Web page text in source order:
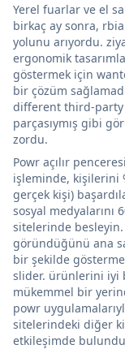
Yerel fuarlar ve el
birkaç ay sonra,
yolunu arıyordu.
ergonomik
göstermek için
bir çözüm
different third-
parçasıymış gibi
zordu.
Powr açılır
işleminde, kişilerini
gerçek kişi)
sosyal medyalarını
sitelerinde
göründüğünü ana
bir şekilde
slider. ürünlerini iyi
mükemmel bir
powr
sitelerindeki diğer
etkileşimde